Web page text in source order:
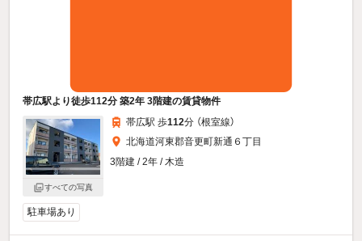
帯広駅より徒歩112分 築2年 3階建の賃貸物件
すべての写真
帯広駅 歩112分 （根室線）
北海道河東郡音更町新通６丁目
3階建 / 2年 / 木造
駐車場あり